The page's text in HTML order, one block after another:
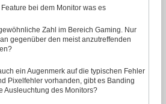
bei dem Monitor was es
Zahl im Bereich Gaming. Nur
gegenüber den meist anzutreffenden
ein Augenmerk auf die typischen Fehler
Pixelfehler vorhanden, gibt es Banding
Ausleuchtung des Monitors?